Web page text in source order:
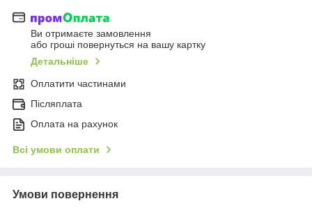
Ви отримаєте замовлення
або гроші повернуться на вашу картку
Детальніше
Оплатити частинами
Післяплата
Оплата на рахунок
Всі умови оплати
Умови повернення